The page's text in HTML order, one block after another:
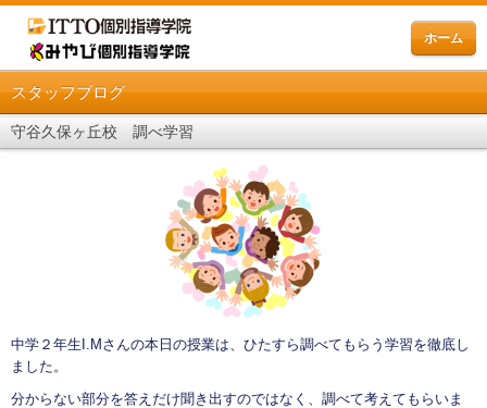
ホーム
スタッフブログ
守谷久保ヶ丘校 調べ学習
中学２年生I.Mさんの本日の授業は、ひたすら調べてもらう学習を徹底し
ました。
分からない部分を答えだけ聞き出すのではなく、調べて考えてもらいま